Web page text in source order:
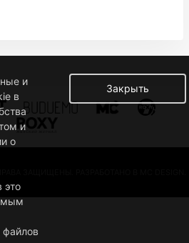
ЗАЩИЩЕНЫ. РАЗРАБОТАНО В MC DESIGN.
Закрыть
и
в
и
о
файлов